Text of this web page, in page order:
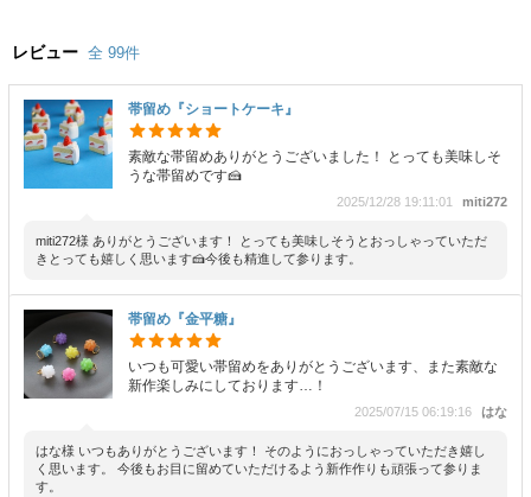
レビュー 全 99件
帯留め『ショートケーキ』
素敵な帯留めありがとうございました！ とっても美味しそ
うな帯留めです🍰
miti272
2025/12/28 19:11:01
miti272様 ありがとうございます！ とっても美味しそうとおっしゃっていただ
きとっても嬉しく思います🍰今後も精進して参ります。
帯留め『金平糖』
いつも可愛い帯留めをありがとうございます、また素敵な
新作楽しみにしております…！
はな
2025/07/15 06:19:16
はな様 いつもありがとうございます！ そのようにおっしゃっていただき嬉し
く思います。 今後もお目に留めていただけるよう新作作りも頑張って参りま
す。